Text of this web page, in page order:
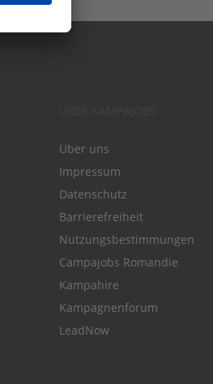
Über uns
Impressum
Datenschutz
Barrierefreiheit
Nutzungsbestimmungen
Campajobs Romandie
Kampahire
Kampagnenforum
LeadNow